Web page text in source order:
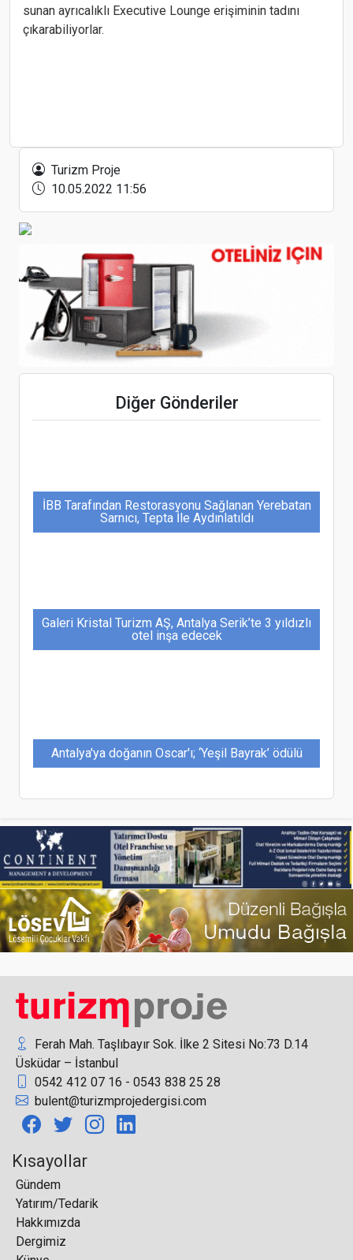
sunan ayrıcalıklı Executive Lounge erişiminin tadını
çıkarabiliyorlar.
Turizm Proje
10.05.2022 11:56
Diğer Gönderiler
Form MHI Klima Sistemleri’nde 4 yeni üst düzey
Setur Marinaları, Bodrum Boat Show’da denizcilik
sektörünün odak noktası oldu
Detur Global’de Üst Düzey Atamalar
Sürdürülebilirliğe Güçlü Vurgu
İBB Tarafından Restorasyonu Sağlanan Yerebatan
Sarnıcı, Tepta İle Aydınlatıldı
Galeri Kristal Turizm AŞ, Antalya Serik’te 3 yıldızlı
otel inşa edecek
Antalya'ya doğanın Oscar'ı; ‘Yeşil Bayrak’ ödülü
Four Seasons Hotel Sultanahmet, Condé Nast
Traveler Ödülleri ile Dünya Çapında En İyi Oteller
Arasında Yer Aldı
Form MHI Klima Sistemleri’nde 4 yeni üst düzey
Setur Marinaları, Bodrum Boat Show’da denizcilik
sektörünün odak noktası oldu
Detur Global’de Üst Düzey Atamalar
Ferah Mah. Taşlıbayır Sok. İlke 2 Sitesi No:73 D.14
Üsküdar – İstanbul
0542 412 07 16 - 0543 838 25 28
bulent@turizmprojedergisi.com
Kısayollar
Gündem
Yatırım/Tedarik
Hakkımızda
Dergimiz